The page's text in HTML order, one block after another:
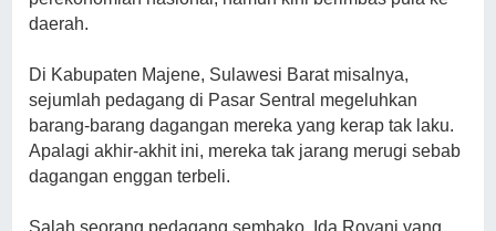
daerah.
Di Kabupaten Majene, Sulawesi Barat misalnya,
sejumlah pedagang di Pasar Sentral megeluhkan
barang-barang dagangan mereka yang kerap tak laku.
Apalagi akhir-akhit ini, mereka tak jarang merugi sebab
dagangan enggan terbeli.
Salah seorang pedagang sembako, Ida Royani yang